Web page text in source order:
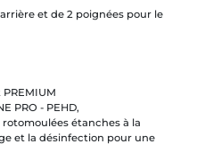
et de 2 poignées pour le
PREMIUM
PRO - PEHD,
étanches à la
et la désinfection pour une